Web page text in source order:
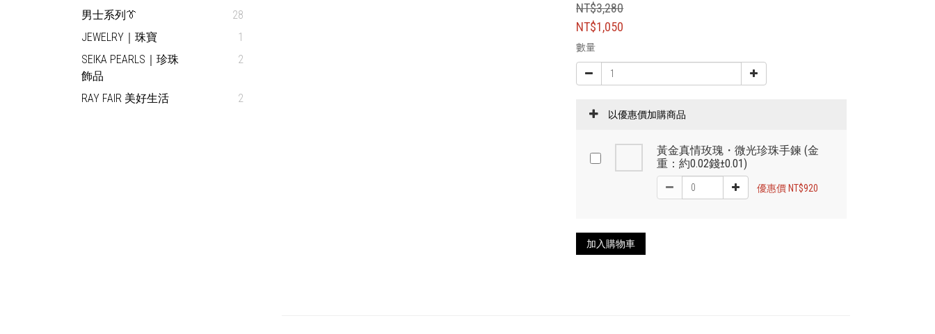
男士系列👔
28
JEWELRY｜珠寶
1
SEIKA PEARLS｜珍珠
飾品
2
RAY FAIR 美好生活 2
NT$3,280
NT$1,050
數量
以優惠價加購商品
黃金真情玫瑰・微光珍珠手鍊 (金
重：約0.02錢±0.01)
優惠價 NT$920
加入購物車